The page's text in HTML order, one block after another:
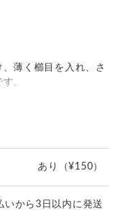
薄く櫛目を入れ、さ
。
あり （¥150）
いから3日以内に発送